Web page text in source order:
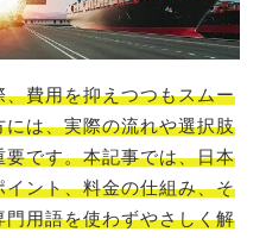
費用を抑えつつもスムー
は、実際の流れや選択肢
です。本記事では、日本
ント、料金の仕組み、そ
用語を使わずやさしく解